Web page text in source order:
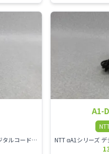
NTT A1シリーズ A1-DCL-PS-(1)(K) デジタルコードレス電話機 ※A1-MES-(1)等と組み合わせて使用します。 IPX4相当の生活防水性能を装備
A1-